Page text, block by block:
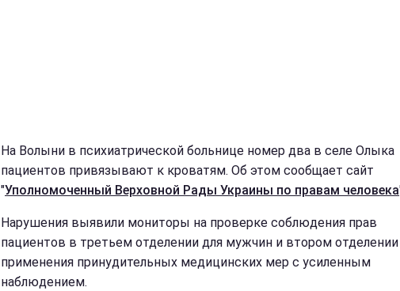
На Волыни в психиатрической больнице номер два в селе Олыка
пациентов привязывают к кроватям. Об этом сообщает сайт
"Уполномоченный Верховной Рады Украины по правам человека
Нарушения выявили мониторы на проверке соблюдения прав
пациентов в третьем отделении для мужчин и втором отделении
применения принудительных медицинских мер с усиленным
наблюдением.